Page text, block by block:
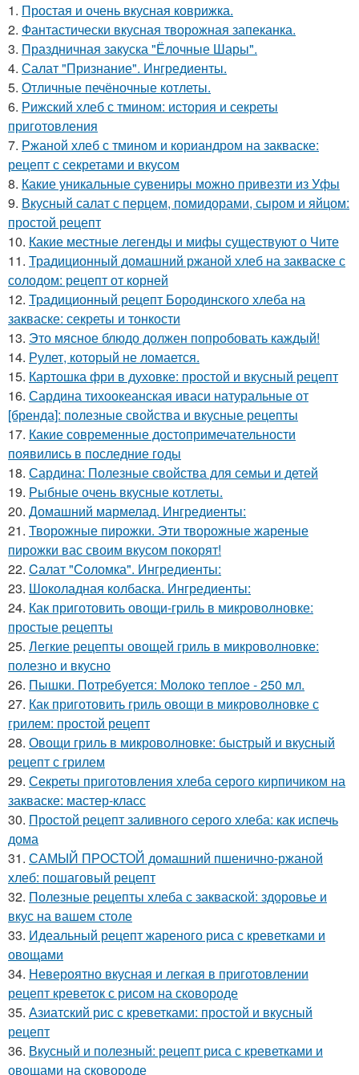
1. Простая и очень вкусная коврижка.
2. Фантастически вкусная творожная запеканка.
3. Праздничная закуска "Ёлочные Шары".
4. Салат "Признание". Ингредиенты.
5. Отличные печёночные котлеты.
6. Рижский хлеб с тмином: история и секреты
приготовления
7. Ржаной хлеб с тмином и кориандром на закваске:
рецепт с секретами и вкусом
8. Какие уникальные сувениры можно привезти из Уфы
9. Вкусный салат с перцем, помидорами, сыром и яйцом:
простой рецепт
10. Какие местные легенды и мифы существуют о Чите
11. Традиционный домашний ржаной хлеб на закваске с
солодом: рецепт от корней
12. Традиционный рецепт Бородинского хлеба на
закваске: секреты и тонкости
13. Это мясное блюдо должен попробовать каждый!
14. Рулет, который не ломается.
15. Картошка фри в духовке: простой и вкусный рецепт
16. Сардина тихоокеанская иваси натуральные от
[бренда]: полезные свойства и вкусные рецепты
17. Какие современные достопримечательности
появились в последние годы
18. Сардина: Полезные свойства для семьи и детей
19. Рыбные очень вкусные котлеты.
20. Домашний мармелад. Ингредиенты:
21. Творожные пирожки. Эти творожные жареные
пирожки вас своим вкусом покорят!
22. Cалат "Соломка". Ингредиенты:
23. Шоколадная колбаска. Ингредиенты:
24. Как приготовить овощи-гриль в микроволновке:
простые рецепты
25. Легкие рецепты овощей гриль в микроволновке:
полезно и вкусно
26. Пышки. Потребуется: Молоко теплое - 250 мл.
27. Как приготовить гриль овощи в микроволновке с
грилем: простой рецепт
28. Овощи гриль в микроволновке: быстрый и вкусный
рецепт с грилем
29. Секреты приготовления хлеба серого кирпичиком на
закваске: мастер-класс
30. Простой рецепт заливного серого хлеба: как испечь
дома
31. САМЫЙ ПРОСТОЙ домашний пшенично-ржаной
хлеб: пошаговый рецепт
32. Полезные рецепты хлеба с закваской: здоровье и
вкус на вашем столе
33. Идеальный рецепт жареного риса с креветками и
овощами
34. Невероятно вкусная и легкая в приготовлении
рецепт креветок с рисом на сковороде
35. Азиатский рис с креветками: простой и вкусный
рецепт
36. Вкусный и полезный: рецепт риса с креветками и
овощами на сковороде